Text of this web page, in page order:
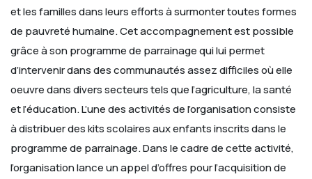
et les familles dans leurs efforts à surmonter toutes formes
de pauvreté humaine. Cet accompagnement est possible
grâce à son programme de parrainage qui lui permet
d’intervenir dans des communautés assez difficiles où elle
oeuvre dans divers secteurs tels que l’agriculture, la santé
et l’éducation. L’une des activités de l’organisation consiste
à distribuer des kits scolaires aux enfants inscrits dans le
programme de parrainage.Dans le cadre de cette activité,
l’organisation lance un appel d’offres pour l’acquisition de